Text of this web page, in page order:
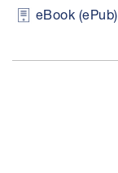
eBook (ePub)